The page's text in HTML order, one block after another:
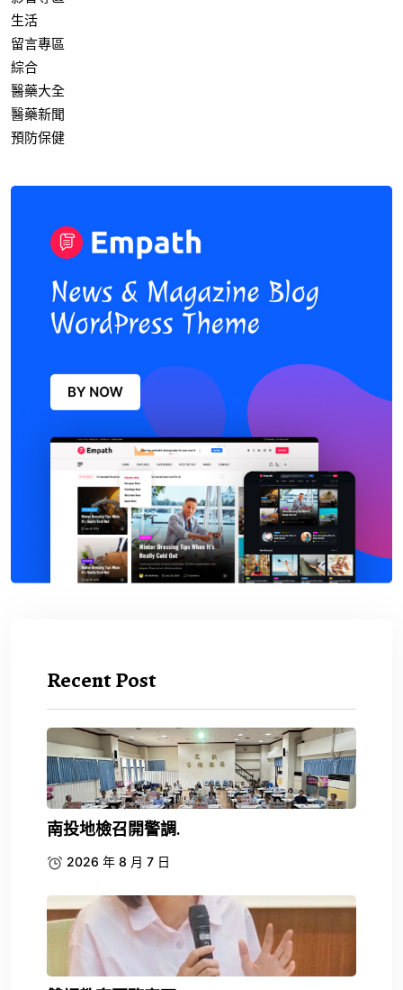
生活
留言專區
綜合
醫藥大全
醫藥新聞
預防保健
Recent Post
南投地檢召開警調.
2026 年 8 月 7 日